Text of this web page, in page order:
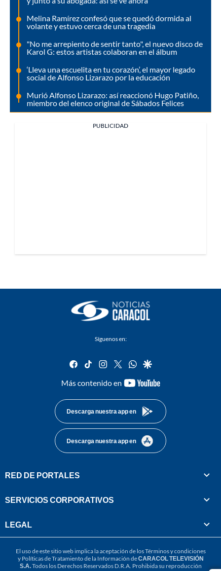
Melina Ramírez confesó que se quedó dormida al
volante y estuvo cerca de una tragedia
"No me arrepiento de sentir tanto", el nuevo disco de
Karol G: estos artistas colaboran en el álbum
‘Lleva una escuelita en tu corazón’, el mayor legado
social de Alfonso Lizarazo por la educación
Murió Alfonso Lizarazo: así reaccionó Hugo Patiño,
miembro del elenco original de Sábados Felices
PUBLICIDAD
Síguenos en:
facebook
tiktok instagram
twitterwhatsapp
google
Más contenido en
youtube-
Descarga nuestra app en
Descarga nuestra app en
RED DE PORTALES
SERVICIOS CORPORATIVOS
LEGAL
El uso de este sitio web implica la aceptación de losTérminos y condiciones
y Políticas de Tratamiento de la Información deCARACOL TELEVISIÓN
S.A.Todos los Derechos Reservados D.R.A. Prohibida su reproducción